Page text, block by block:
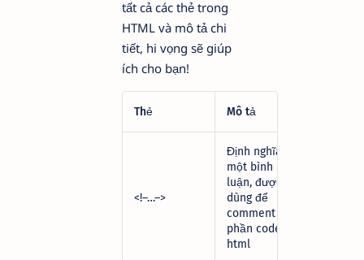
tất cả các thẻ trong
HTML và mô tả chi
tiết, hi vọng sẽ giúp
ích cho bạn!
Thẻ Mô tả
<!–…–>
Định nghĩa
một bình
luận, được
dùng để
comment
phần code
html